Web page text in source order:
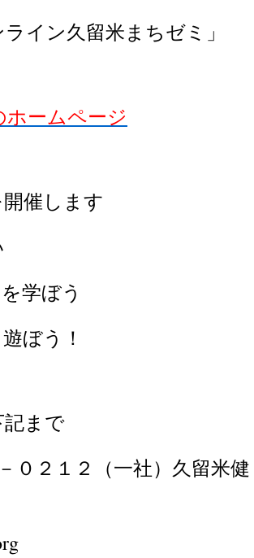
イン久留米まちゼミ」
ームページ
催します
学ぼう
ぼう！
まで
０２１２（一社）久留米健